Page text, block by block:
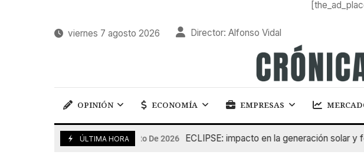
viernes 7 agosto 2026 Director: Alfonso Vidal
OPINIÓN ECONOMÍA EMPRESAS
ÚLTIMA HORA
6 De Agosto De 2026 ECLIPSE: impacto en la generación solar y